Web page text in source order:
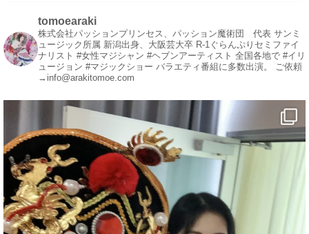
#イベント
#宴会
#余興
1 5 X
マジシャン派遣 パッションプリンセス【公式】
@comedy_illusion · 5 8月
お疲れ様です
YouTubeを更新しました
https://youtu.be/9Vo2WgtDLME @YouTube
#企業公式がお疲れ様を言い合う
tomoearaki
株式会社パッションプリンセス、パッション魔術団 代表 サンミ
ュージック所属 新潟出身、大阪芸大卒 R-1ぐらんぷりセミファイ
ナリスト #女性マジシャン #ヘブンアーティスト 全国各地で #イリ
ュージョン #マジックショー バラエティ番組に多数出演。 ご依頼
→info@arakitomoe.com